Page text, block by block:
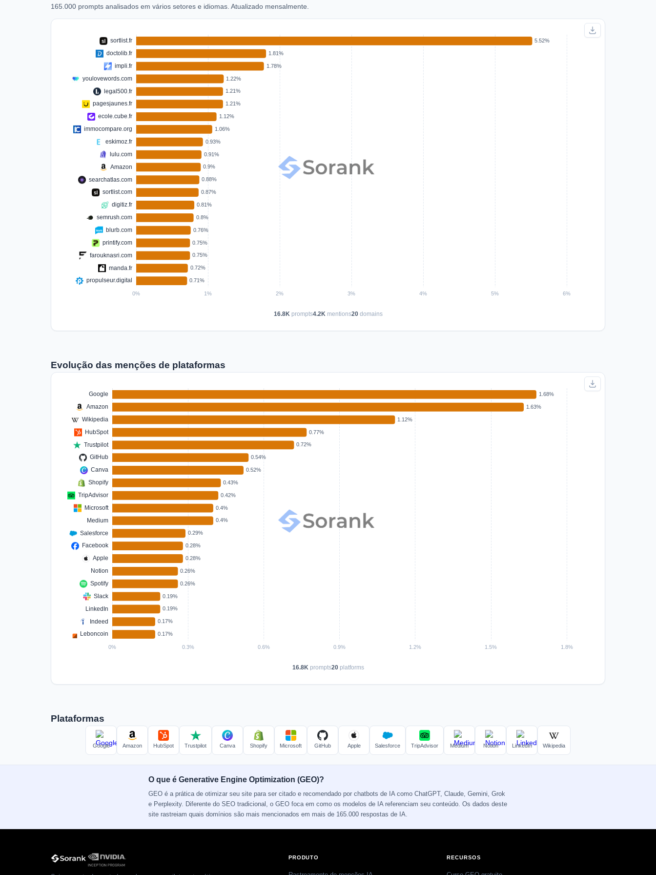
165.000 prompts analisados em vários setores e idiomas. Atualizado mensalmente.
16.8Kprompts4.2Kmentions20domains
Evolução das menções de plataformas
16.8Kprompts20platforms
Plataformas
Google Amazon HubSpot Trustpilot Canva Shopify Microsoft GitHub Apple Salesforce TripAdvisor Medium Notion LinkedIn Wikipedia
O que é Generative Engine Optimization (GEO)?
GEO é a prática de otimizar seu site para ser citado e recomendado por chatbots de IA como ChatGPT, Claude, Gemini, Grok
e Perplexity. Diferente do SEO tradicional, o GEO foca em como os modelos de IA referenciam seu conteúdo. Os dados deste
site rastreiam quais domínios são mais mencionados em mais de 165.000 respostas de IA.
PRODUTO RECURSOS